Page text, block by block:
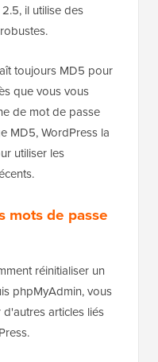
il utilise des
toujours MD5 pour
que vous vous
de mot de passe
MD5, WordPress la
utiliser les
mots de passe
réinitialiser un
phpMyAdmin, vous
articles liés